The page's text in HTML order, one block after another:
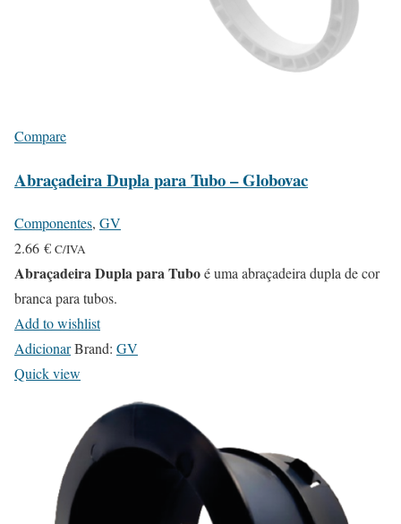
Compare
Abraçadeira Dupla para Tubo – Globovac
Componentes, GV
2.66 € C/IVA
Abraçadeira Dupla para Tuboé uma abraçadeira dupla de cor
branca para tubos.
Add to wishlist
AdicionarBrand: GV
Quick view